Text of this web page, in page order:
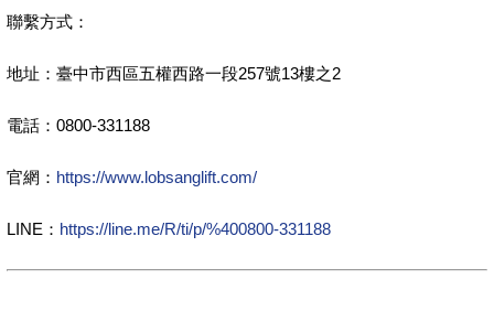
聯繫方式：
地址：臺中市西區五權西路一段257號13樓之2
電話：0800-331188
官網： https://www.lobsanglift.com/
LINE： https://line.me/R/ti/p/%400800-331188